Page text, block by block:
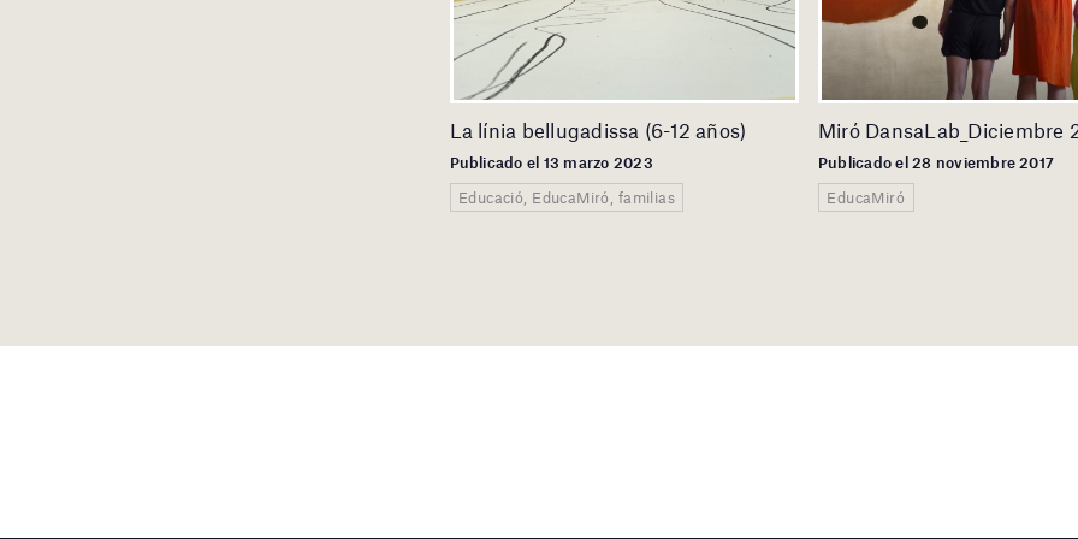
La línia bellugadissa (6-12 años)
Publicado el 13 marzo 2023
Educació, EducaMiró, familias
Miró DansaLab_Diciembre
Publicado el 28 noviembre 2017
EducaMiró